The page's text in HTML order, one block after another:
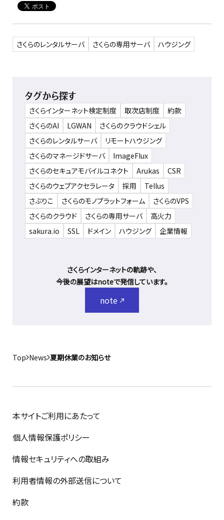
さくらのレンタルサーバ さくらの専用サーバ ハウジング
タグから探す
さくらインターネット検定制度 取次店制度
約款
さくらのAI
LGWAN
さくらのクラウドシェル
さくらのレンタルサーバ
リモートハウジング
さくらのマネージドサーバ
ImageFlux
さくらのセキュアモバイルコネクト
Arukas
CSR
さくらのウェブアクセラレータ
採用
Tellus
さぶりこ
さくらのモノプラットフォーム
さくらのVPS
さくらのクラウド
さくらの専用サーバ
高火力
sakura.io
SSL ドメイン ハウジング 企業情報
さくらインターネットの軌跡や、
今後の展望はnoteで発信しています。
note
Top News 夏期休業のお知らせ
本サイトご利用にあたって
個人情報保護ポリシー
情報セキュリティへの取組み
利用者情報の外部送信について
約款